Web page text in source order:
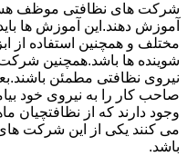
شرکت های نظافتی موظف
آموزش دهند.این آموزش ها
مختلف و همچنین استفاده از
شوینده ها باشد.همچنین
نیروی نظافتی مطمئن
صاحب کار را به نیروی خود
وجود دارند که از نظافتچیان
می کنند یکی از این شرکت
باشد.